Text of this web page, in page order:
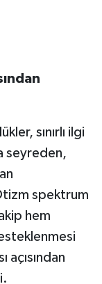
sınırlı ilgi
seyreden,
spektrum
hem
açısından